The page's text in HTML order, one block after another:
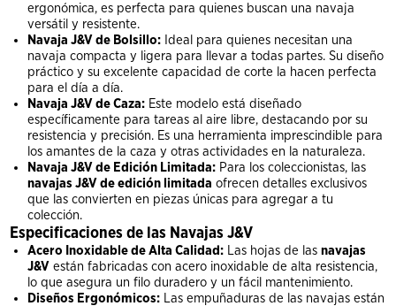
ergonómica, es perfecta para quienes buscan una navaja
versátil y resistente.
Navaja J&V de Bolsillo: Ideal para quienes necesitan una
navaja compacta y ligera para llevar a todas partes. Su diseño
práctico y su excelente capacidad de corte la hacen perfecta
para el día a día.
Navaja J&V de Caza: Este modelo está diseñado
específicamente para tareas al aire libre, destacando por su
resistencia y precisión. Es una herramienta imprescindible para
los amantes de la caza y otras actividades en la naturaleza.
Navaja J&V de Edición Limitada: Para los coleccionistas, las
navajas J&V de edición limitada ofrecen detalles exclusivos
que las convierten en piezas únicas para agregar a tu
colección.
Especificaciones de las Navajas J&V
Acero Inoxidable de Alta Calidad: Las hojas de lasnavajas
J&V están fabricadas con acero inoxidable de alta resistencia,
lo que asegura un filo duradero y un fácil mantenimiento.
Diseños Ergonómicos: Las empuñaduras de las navajas están